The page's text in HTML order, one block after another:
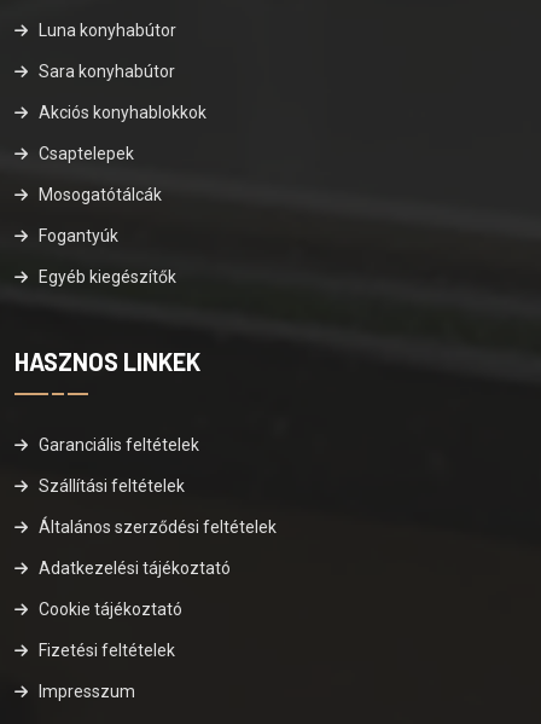
Luna konyhabútor
Sara konyhabútor
Akciós konyhablokkok
Csaptelepek
Mosogatótálcák
Fogantyúk
Egyéb kiegészítők
HASZNOS LINKEK
Garanciális feltételek
Szállítási feltételek
Általános szerződési feltételek
Adatkezelési tájékoztató
Cookie tájékoztató
Fizetési feltételek
Impresszum